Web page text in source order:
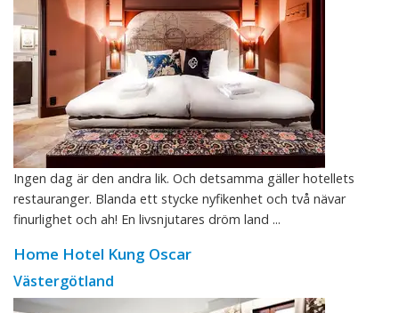
Ingen dag är den andra lik. Och detsamma gäller hotellets
restauranger. Blanda ett stycke nyfikenhet och två nävar
finurlighet och ah! En livsnjutares dröm land ...
Home Hotel Kung Oscar
Västergötland